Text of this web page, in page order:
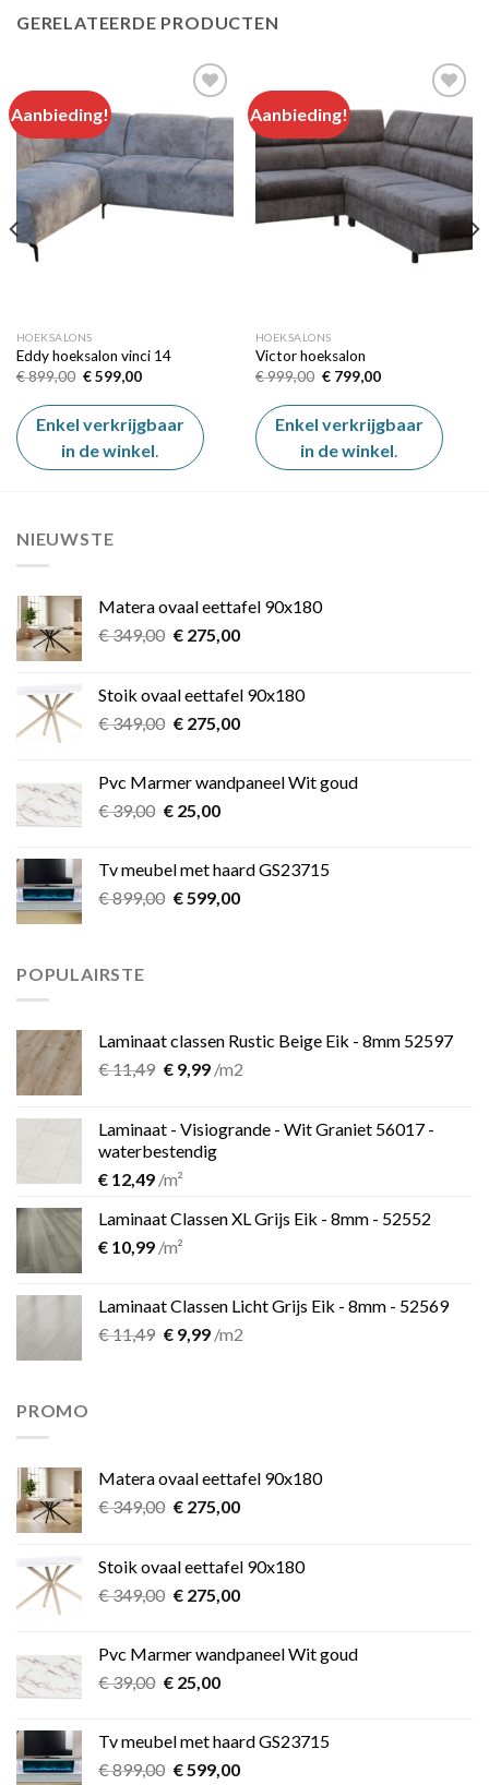
GERELATEERDE PRODUCTEN
Aanbieding!
Add to
wishlist
HOEKSALONS
Eddy hoeksalon vinci 14
€899,00 Oorspronkelijke
was:
€ 899,00.
€599,00Huidige
is:
€ 599,00.
Enkel verkrijgbaar
in de winkel
Aanbieding!
Add to
wishlist
HOEKSALONS
Victor hoeksalon
€999,00 Oorspronkelijke
was:
€ 999,00.
€799,00Huidige
is:
€ 799,00.
Enkel verkrijgbaar
in de winkel
NIEUWSTE
Matera ovaal eettafel 90x180
€349,00 Oorspronkelijke
€ 349,00.
€275,00Huidige
€ 275,00.
Stoik ovaal eettafel 90x180
€349,00 Oorspronkelijke
€ 349,00.
€275,00Huidige
€ 275,00.
Pvc Marmer wandpaneel Wit goud
€39,00 Oorspronkelijke
€ 39,00.
€25,00Huidige
€ 25,00.
Tv meubel met haard GS23715
€899,00 Oorspronkelijke
€599,00Huidige
POPULAIRSTE
Laminaat classen Rustic Beige Eik - 8mm 52597
€11,49 Oorspronkelijke
€ 11,49.
€9,99Huidige
€ 9,99.
/m2
Laminaat - Visiogrande - Wit Graniet 56017 -
waterbestendig
€ 12,49 /m²
Laminaat Classen XL Grijs Eik - 8mm - 52552
€ 10,99 /m²
Laminaat Classen Licht Grijs Eik - 8mm - 52569
€11,49 Oorspronkelijke
€9,99Huidige
/m2
PROMO
Matera ovaal eettafel 90x180
€349,00 Oorspronkelijke
€ 349,00.
€275,00Huidige
€ 275,00.
Stoik ovaal eettafel 90x180
€349,00 Oorspronkelijke
€ 349,00.
€275,00Huidige
€ 275,00.
Pvc Marmer wandpaneel Wit goud
€39,00 Oorspronkelijke
€ 39,00.
€25,00Huidige
€ 25,00.
Tv meubel met haard GS23715
€899,00 Oorspronkelijke
€599,00Huidige